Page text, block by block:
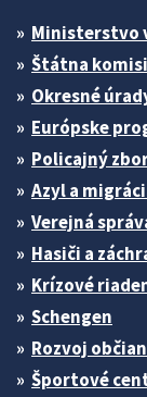
Ministerstvo
Štátna
Okresné
Európske
Policajný
Azyl a
Verejná
Hasiči a
Krízové
Schengen
Rozvoj
Športové